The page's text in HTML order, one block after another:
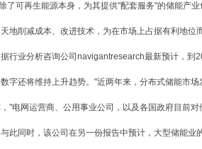
可再生能源本身，为其提供"配套服务"的储能产业
地削减成本、改进技术，为在市场上占据有利地位
业分析咨询公司navigantresearch最新预计，到
字还将维持上升趋势。"近两年来，分布式储能市
"电网运营商、公用事业公司，以及各国政府目前
同时，该公司在另一份报告中预计，大型储能业